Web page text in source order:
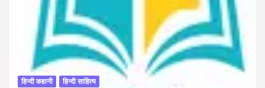
हिन्दी कहानी हिन्दी साहित्य